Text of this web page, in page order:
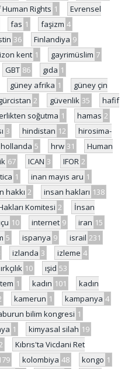
Rights 1
Evrensel
fas 1 faşizm 4
36 Finlandiya 9
kent 1 gayrimüslim 7
GBT 86 gıda 1
güney afrika 1
güney çin
2 güvenlik 35
hafif
soğutma 1 hamas 2
3 hindistan 12
hirosima-
hollanda 5 hrw 31
Human
67 ICAN 3 IFOR 2
1 inan mayıs aru 1
hakkı 2 insan hakları 138
Komitesi 2
İnsan
10 internet 9 iran 15
5 ispanya 9 israil 231
izlanda 3 izleme 4
ırkçılık 10 ışid 53
1 kadın 101
kadın
kamerun 1 kampanya 4
bilim kongresi 1
1 kimyasal silah 19
Kıbrıs'ta Vicdani Ret
kolombiya 48 kongo 1